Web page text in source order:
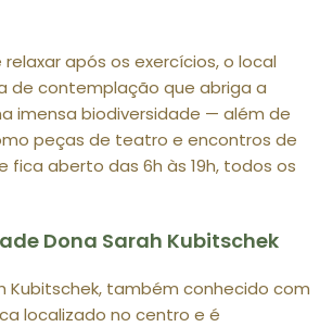
após os exercícios, o local
de contemplação que abriga a
imensa biodiversidade — além de
peças de teatro e encontros de
fica aberto das 6h às 19h, todos os
Dona Sarah Kubitschek
Kubitschek, também conhecido com
localizado no centro e é